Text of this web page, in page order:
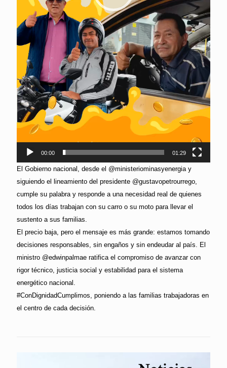
00:00 01:29
El Gobierno nacional, desde el @ministeriominasyenergia y
siguiendo el lineamiento del presidente @gustavopetrourrego,
cumple su palabra y responde a una necesidad real de quienes
todos los días trabajan con su carro o su moto para llevar el
sustento a sus familias.
El precio baja, pero el mensaje es más grande: estamos tomando
decisiones responsables, sin engaños y sin endeudar al país. El
ministro @edwinpalmae ratifica el compromiso de avanzar con
rigor técnico, justicia social y estabilidad para el sistema
energético nacional.
#ConDignidadCumplimos, poniendo a las familias trabajadoras en
el centro de cada decisión.